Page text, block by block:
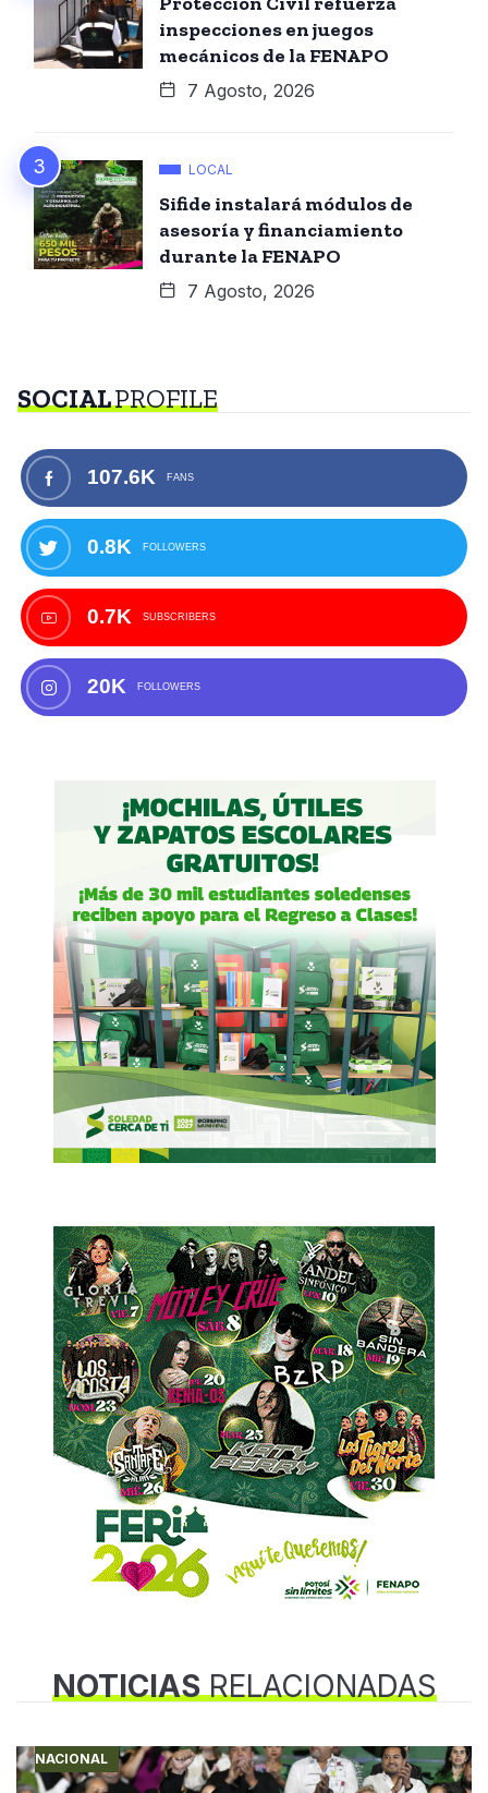
inspecciones en juegos
mecánicos de la FENAPO
7 Agosto, 2026
LOCAL
Sifide instalará módulos de
asesoría y financiamiento
durante la FENAPO
7 Agosto, 2026
SOCIALPROFILE
107.6K FANS
0.8K FOLLOWERS
0.7K SUBSCRIBERS
20K FOLLOWERS
NOTICIASRELACIONADAS
NACIONAL